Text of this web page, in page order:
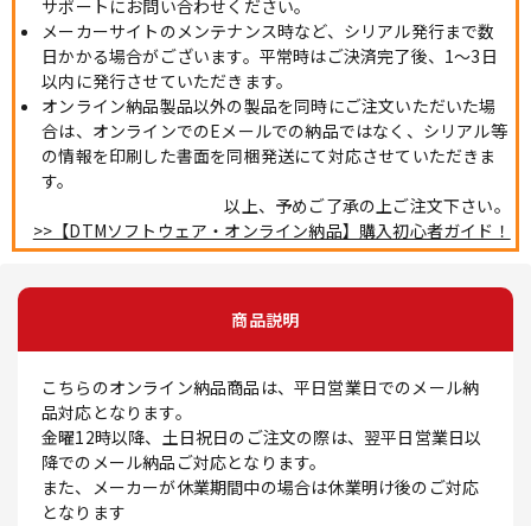
サポートにお問い合わせください。
メーカーサイトのメンテナンス時など、シリアル発行まで数
日かかる場合がございます。平常時はご決済完了後、1～3日
以内に発行させていただきます。
オンライン納品製品以外の製品を同時にご注文いただいた場
合は、オンラインでのEメールでの納品ではなく、シリアル等
の情報を印刷した書面を同梱発送にて対応させていただきま
す。
以上、予めご了承の上ご注文下さい。
>>【DTMソフトウェア・オンライン納品】購入初心者ガイド！
商品説明
こちらのオンライン納品商品は、平日営業日でのメール納
品対応となります。
金曜12時以降、土日祝日のご注文の際は、翌平日営業日以
降でのメール納品ご対応となります。
また、メーカーが休業期間中の場合は休業明け後のご対応
となります